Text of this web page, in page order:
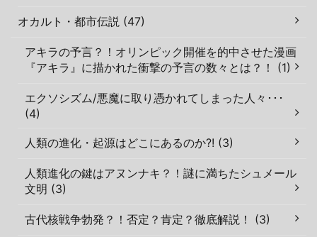
オカルト・都市伝説 (47)
アキラの予言？！オリンピック開催を的中させた漫画
『アキラ』に描かれた衝撃の予言の数々とは？！ (1)
エクソシズム/悪魔に取り憑かれてしまった人々･･･
(4)
人類の進化・起源はどこにあるのか?! (3)
人類進化の鍵はアヌンナキ？！謎に満ちたシュメール
文明 (3)
古代核戦争勃発？！否定？肯定？徹底解説！ (3)